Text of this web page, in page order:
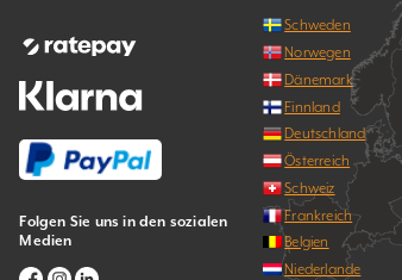
Folgen Sie uns in den sozialen
Medien
Schweden
Norwegen
Dänemark
Finnland
Deutschland
Österreich
Schweiz
Frankreich
Belgien
Niederlande